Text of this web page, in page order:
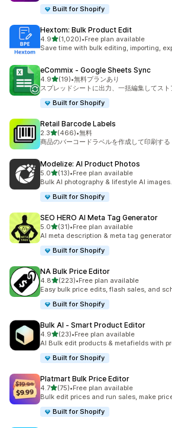
Built for Shopify
Hextom: Bulk Product Edit
4.95つ星中
(1,020)
合計レビュー数：1020件
•Free plan available
Save time with bulk editing, importing,
eCommix ‑ Google Sheets Sync
4.95つ星中
(19)
合計レビュー数：19件
•無料プランあり
スプレッドシートに出力、一括編集してス
Built for Shopify
Retail Barcode Labels
2.35つ星中
(466)
合計レビュー数：466件
•無料
商品のバーコードラベルを作成して印刷する
Modelize: AI Product Photos
5.05つ星中
(13)
合計レビュー数：13件
•Free plan available
Bulk AI photography & lifestyle AI
Built for Shopify
SEO HERO AI Meta Tag Generator
5.05つ星中
(31)
合計レビュー数：31件
•Free plan available
AI meta description & meta tag
Built for Shopify
NA Bulk Price Editor
4.85つ星中
(223)
合計レビュー数：223件
•Free plan available
Easy bulk price edits, flash sales, and
Built for Shopify
Bulk AI ‑ Smart Product Editor
4.95つ星中
(23)
合計レビュー数：23件
•Free plan available
AI Bulk edit products & metafields with
Built for Shopify
Platmart Bulk Price Editor
4.75つ星中
(75)
合計レビュー数：75件
•Free plan available
Bulk edit prices and run sales, make
Built for Shopify